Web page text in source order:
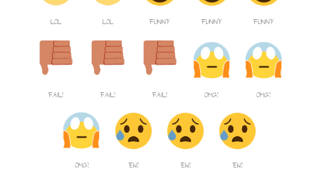
LOL LOL FUNNY FUNNY FUNNY
FAIL! FAIL! FAIL! OMG! OMG!
OMG! EW! EW! EW!